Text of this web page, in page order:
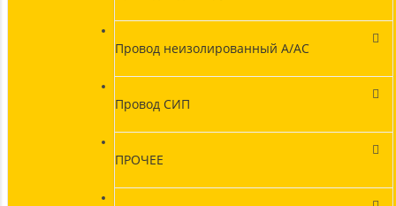
Провод неизолированный А/АС
Провод СИП
ПРОЧЕЕ